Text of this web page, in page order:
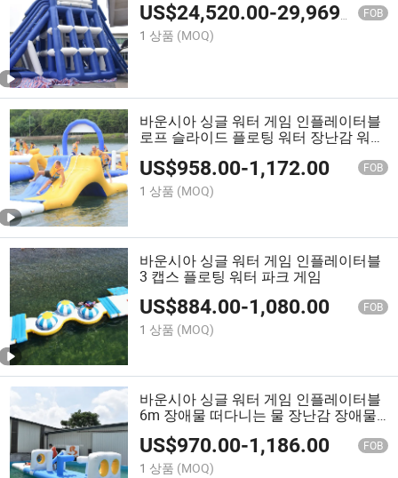
US$24,520.00-29,969.00 FOB
1 상품 (MOQ)
바운시아 싱글 워터 게임 인플레이터블
로프 슬라이드 플로팅 워터 장난감 워터
US$958.00-1,172.00 FOB
1 상품 (MOQ)
바운시아 싱글 워터 게임 인플레이터블
3 캡스 플로팅 워터 파크 게임
US$884.00-1,080.00 FOB
1 상품 (MOQ)
바운시아 싱글 워터 게임 인플레이터블
6m 장애물 떠다니는 물 장난감 장애물
US$970.00-1,186.00 FOB
1 상품 (MOQ)